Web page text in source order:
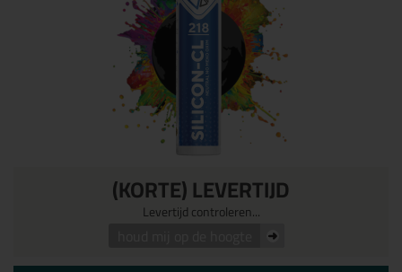
(KORTE) LEVERTIJD
Levertijd controleren...